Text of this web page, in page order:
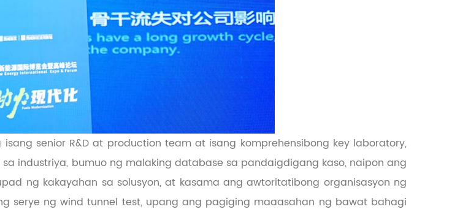
senior R&D at production team at isang komprehensibong key laboratory,
industriya, bumuo ng malaking database sa pandaigdigang kaso, naipon ang
ng kakayahan sa solusyon, at kasama ang awtoritatibong organisasyon ng
serye ng wind tunnel test, upang ang pagiging maaasahan ng bawat bahagi